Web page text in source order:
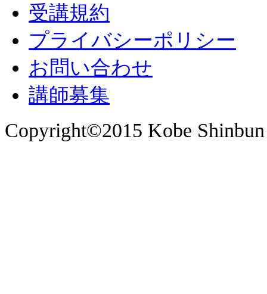
受講規約
プライバシーポリシー
お問い合わせ
講師募集
Copyright©2015 Kobe